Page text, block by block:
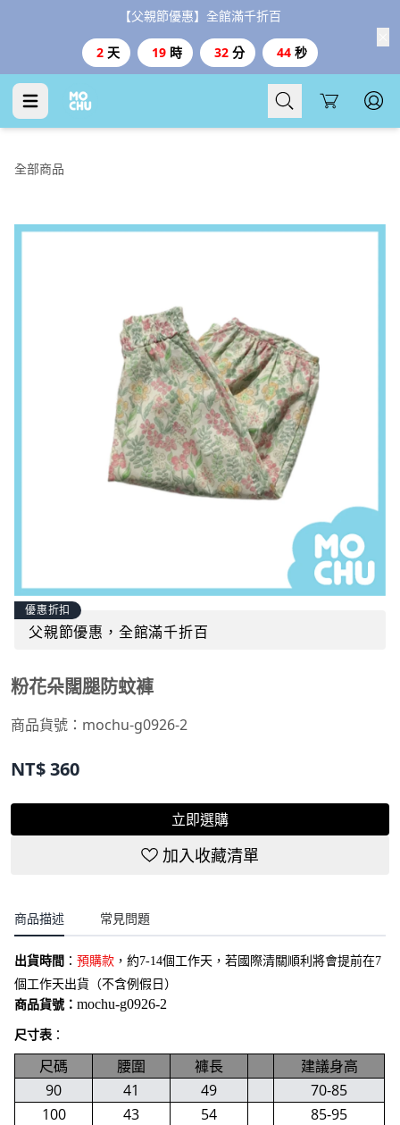
【父親節優惠】全館滿千折百
2 天 19 時 32 分 43 秒
Cart
全部商品
優惠折扣
父親節優惠，全館滿千折百
粉花朵闊腿防蚊褲
商品貨號： mochu-g0926-2
NT$360
立即選購
加入收藏清單
商品描述 常見問題
出貨時間 ： 預購款 ，約7-14個工作天，若國際清關順利將會提前在7
個工作天出貨（不含例假日）
商品貨號： mochu-g0926-2
尺寸表 ：
尺碼 腰圍 褲長
建議身高
90
41 49
70-85
100
43 54
85-95